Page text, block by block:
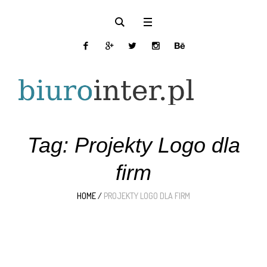
Tag: Projekty Logo dla
firm
HOME/ PROJEKTY LOGO DLA FIRM